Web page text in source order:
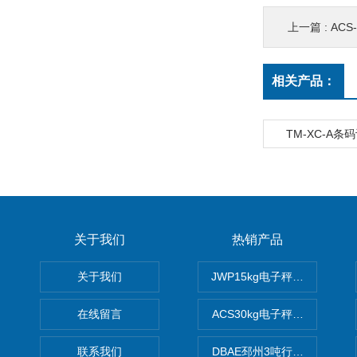
上一篇 :
相关产品：
TM-XC-A条
关于我们
关于我们
在线留言
联系我们
热销产品
JWP15kg电子秤价格,15公
ACS30kg电子秤价格,30公
DBAE邳州3吨行车电子吊秤